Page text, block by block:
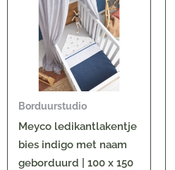
Borduurstudio
Meyco ledikantlakentje
bies indigo met naam
geborduurd | 100 x 150